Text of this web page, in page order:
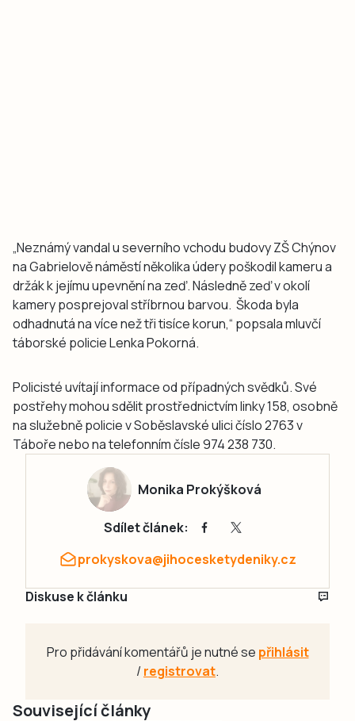
„Neznámý vandal u severního vchodu budovy ZŠ Chýnov
na Gabrielově náměstí několika údery poškodil kameru a
držák k jejímu upevnění na zeď. Následně zeď v okolí
kamery posprejoval stříbrnou barvou. Škoda byla
odhadnutá na více než tři tisíce korun,“ popsala mluvčí
táborské policie Lenka Pokorná.
Policisté uvítají informace od případných svědků. Své
postřehy mohou sdělit prostřednictvím linky 158, osobně
na služebně policie v Soběslavské ulici číslo 2763 v
Táboře nebo na telefonním čísle 974 238 730.
Monika Prokýšková
Sdílet článek:
prokyskova@jihocesketydeniky.cz
Diskuse k článku
Pro přidávání komentářů je nutné se přihlásit
/registrovat.
Související články